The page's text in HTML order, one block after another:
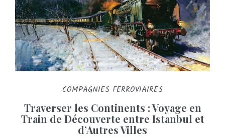
COMPAGNIES FERROVIAIRES
Traverser les Continents : Voyage en
Train de Découverte entre Istanbul et
d’Autres Villes